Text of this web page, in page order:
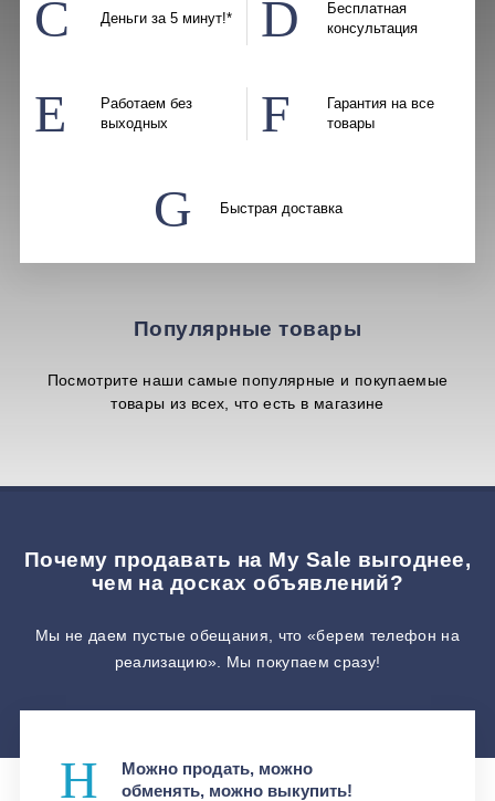
Деньги за 5 минут!*
Бесплатная
консультация
Работаем без
выходных
Гарантия на все
товары
Быстрая доставка
Популярные товары
Посмотрите наши самые популярные и покупаемые
товары из всех, что есть в магазине
Почему продавать на My Sale выгоднее,
чем на досках объявлений?
Мы не даем пустые обещания, что «берем телефон на
реализацию». Мы покупаем сразу!
Можно продать, можно
обменять, можно выкупить!